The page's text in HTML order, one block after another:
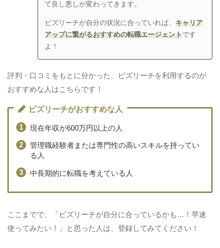
て良し悪しが変わってきます。
ビズリーチが自分の状況に合っていれば、キャリア
アップに繋がるおすすめの転職エージェントです
よ！
評判・口コミをもとに分かった、ビズリーチを利用するのが
おすすめな人はこちらです！
ビズリーチがおすすめな人
現在年収が600万円以上の人
管理職経験者または専門性の高いスキルを持ってい
る人
中長期的に転職を考えている人
ここまでで、「ビズリーチが自分に合っているかも…！早速
使ってみたい！」と思った人は、登録してみてください！